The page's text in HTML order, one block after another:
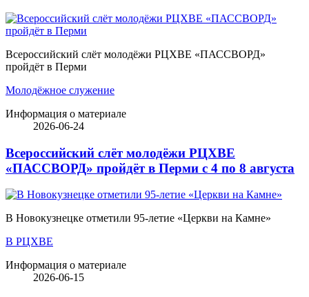
Всероссийский слёт молодёжи РЦХВЕ «ПАССВОРД»
пройдёт в Перми
Молодёжное служение
Информация о материале
2026-06-24
Всероссийский слёт молодёжи РЦХВЕ
«ПАССВОРД» пройдёт в Перми с 4 по 8 августа
В Новокузнецке отметили 95-летие «Церкви на Камне»
В РЦХВЕ
Информация о материале
2026-06-15